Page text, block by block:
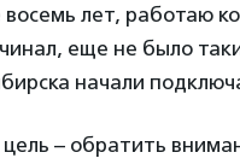
лет, работаю
еще не было
начали
– обратить